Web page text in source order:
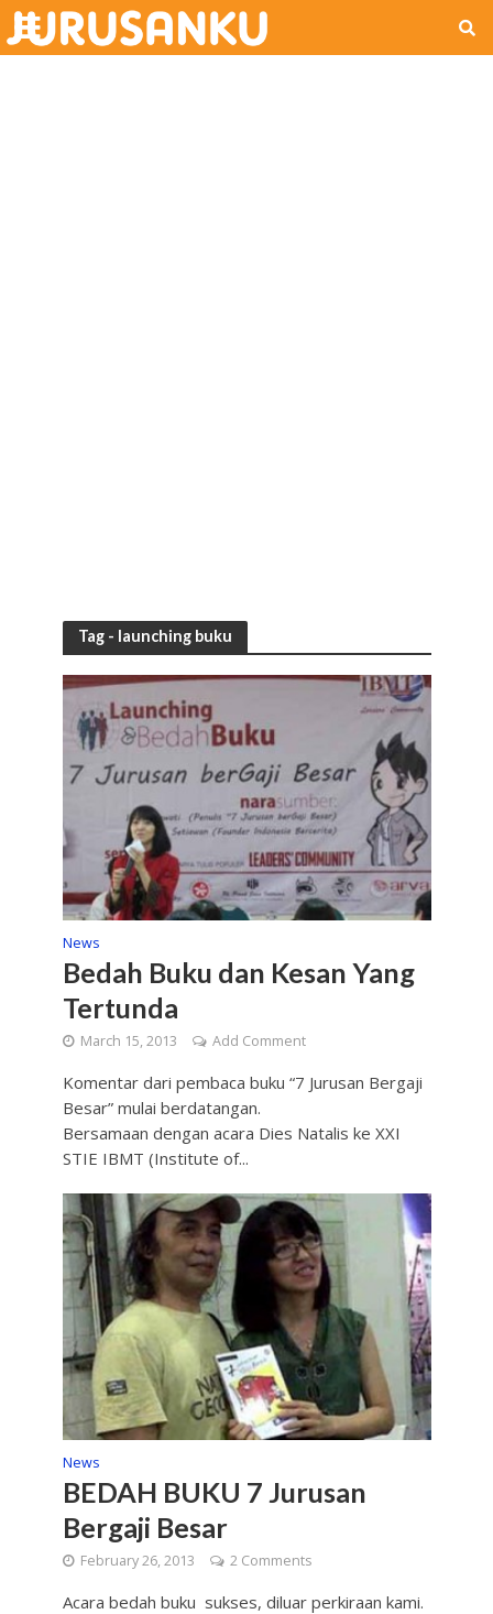
Tag - launching buku
News
Bedah Buku dan Kesan Yang
Tertunda
March 15, 2013 Add Comment
Komentar dari pembaca buku “7 Jurusan Bergaji
Besar” mulai berdatangan.
Bersamaan dengan acara Dies Natalis ke XXI
STIE IBMT (Institute of...
News
BEDAH BUKU 7 Jurusan
Bergaji Besar
February 26, 2013 2 Comments
Acara bedah buku sukses, diluar perkiraan kami.